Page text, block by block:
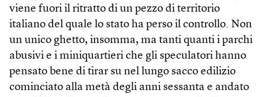
viene fuori il ritratto di un pezzo di territorio
italiano del quale lo stato ha perso il controllo. Non
un unico ghetto, insomma, ma tanti quanti i parchi
abusivi e i miniquartieri che gli speculatori hanno
pensato bene di tirar su nel lungo sacco edilizio
cominciato alla metà degli anni sessanta e andato